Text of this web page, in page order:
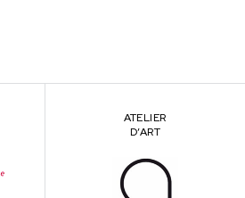
ATELIER
D’ART